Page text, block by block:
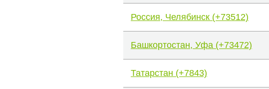
Россия, Челябинск (+73512)
Башкортостан, Уфа (+73472)
Татарстан (+7843)